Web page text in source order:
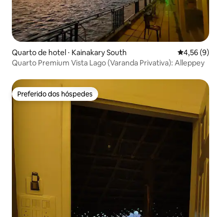
Quarto de hotel ⋅ Kainakary South 4,56 de uma
4,56 (9)
Quarto Premium Vista Lago (Varanda Privativa): Alleppey
Preferido dos hóspedes
Preferido dos hóspedes